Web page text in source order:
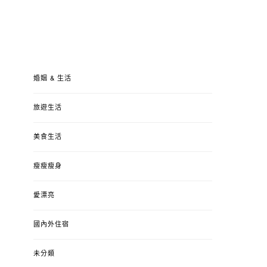
婚姻 & 生活
旅遊生活
美食生活
瘦瘦瘦身
愛漂亮
國內外住宿
未分類